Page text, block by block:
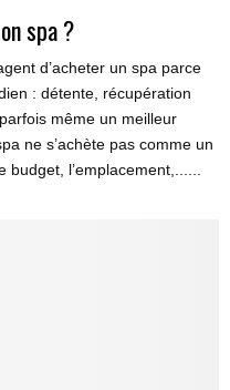
spa ?
d’acheter un spa parce
: détente, récupération
même un meilleur
ne s’achète pas comme un
l’emplacement,......